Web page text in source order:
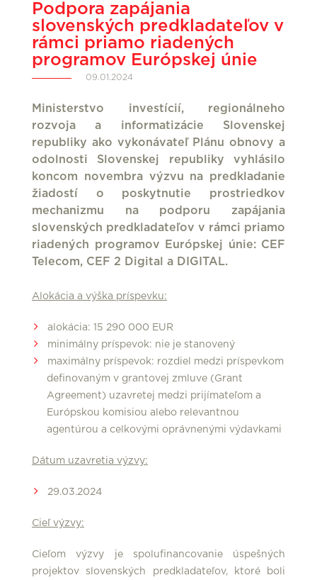
Podpora zapájania
slovenských predkladateľov v
rámci priamo riadených
programov Európskej únie
09.01.2024
Ministerstvo investícií, regionálneho
rozvoja a informatizácie Slovenskej
republiky ako vykonávateľ Plánu obnovy a
odolnosti Slovenskej republiky vyhlásilo
koncom novembra výzvu na predkladanie
žiadostí o poskytnutie prostriedkov
mechanizmu na podporu zapájania
slovenských predkladateľov v rámci priamo
riadených programov Európskej únie: CEF
Telecom, CEF 2 Digital a DIGITAL.
Alokácia a výška príspevku:
alokácia: 15 290 000 EUR
minimálny príspevok: nie je stanovený
maximálny príspevok: rozdiel medzi príspevkom
definovaným v grantovej zmluve (Grant
Agreement) uzavretej medzi prijímateľom a
Európskou komisiou alebo relevantnou
agentúrou a celkovými oprávnenými výdavkami
Dátum uzavretia výzvy:
29.03.2024
Cieľ výzvy:
Cieľom výzvy je spolufinancovanie úspešných
projektov slovenských predkladateľov, ktoré boli